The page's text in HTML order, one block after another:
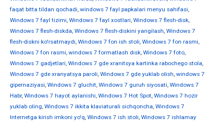
faqat bitta tildan qochadi, windows 7 fayl papkalari menyu sahifasi,
Windows 7 fayl tizimi, Windows 7 fayl xostlari, Windows 7 flesh-disk,
Windows 7 flesh-diskda, Windows 7 flesh-diskini yangilash, Windows 7
flesh-diskni ko'rsatmaydi, Windows 7 fon ish stoli, Windows 7 fon rasmi,
Windows 7 fon rasmi, windows 7 formatlash disk, Windows 7 foto,
Windows 7 gadjetlari, Windows 7 gde xranitsya kartinka rabochego stola,
Windows 7 gde xranyatsya paroli, Windows 7 gde yuklab olish, windows 7
gipernaziyasi, Windows 7 gluchit, Windows 7 guruh siyosati, Windows 7
Habr, Windows 7 hayot aylanishi, Windows 7 Hot Spot, Windows 7 hozir
yuklab oling, Windows 7 ikkita klaviaturali sichqoncha, Windows 7
Internetga kirish imkoni yo'q, Windows 7 ish stoli, Windows 7 ishlamay